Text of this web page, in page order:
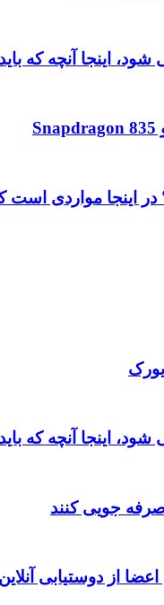
اینجا مواردی است که
از دوستیابی